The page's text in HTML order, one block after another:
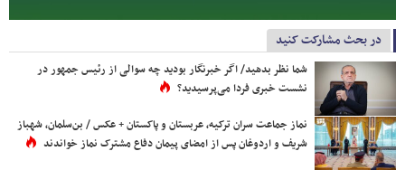
در بحث مشارکت کنید
شما نظر بدهید/ اگر خبرنگار بودید چه سوالی از رئیس جمهور در
نشست خبری فردا می‌پرسیدید؟
نماز جماعت سران ترکیه، عربستان و پاکستان + عکس / بن‌سلمان، شهباز
شریف و اردوغان پس از امضای پیمان دفاع مشترک نماز خواندند